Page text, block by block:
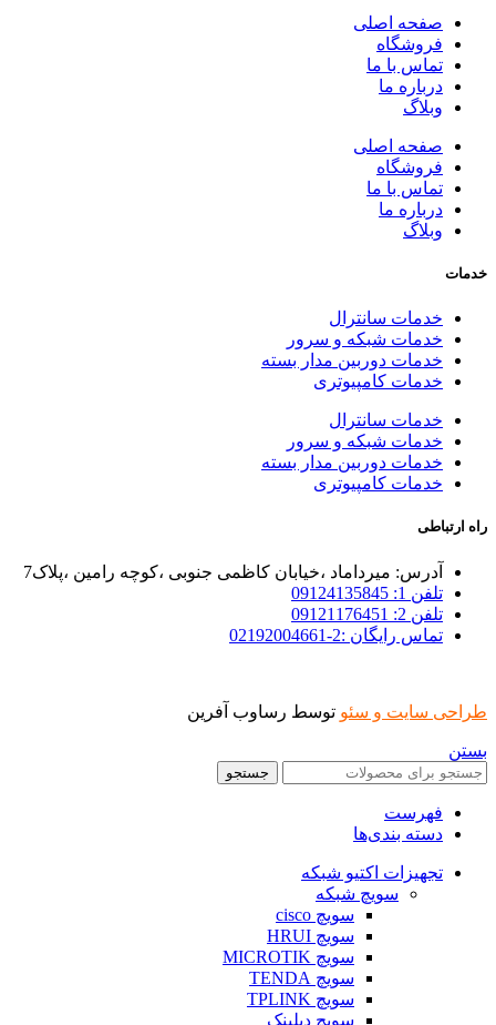
صفحه اصلی
فروشگاه
تماس با ما
درباره ما
وبلاگ
صفحه اصلی
فروشگاه
تماس با ما
درباره ما
وبلاگ
خدمات
خدمات سانترال
خدمات شبکه و سرور
خدمات دوربین مدار بسته
خدمات کامپیوتری
خدمات سانترال
خدمات شبکه و سرور
خدمات دوربین مدار بسته
خدمات کامپیوتری
راه ارتباطی
آدرس: میرداماد ،خیابان کاظمی جنوبی ،کوچه رامین ،پلاک7
تلفن 1: 09124135845
تلفن 2: 09121176451
تماس رایگان :2-02192004661
طراحی سایت و سئو توسط رساوب آفرین
بستن
جستجو
فهرست
دسته بندی‌ها
تجهیزات اکتیو شبکه
سویچ شبکه
سویچ cisco
سویچ HRUI
سویچ MICROTIK
سویچ TENDA
سویچ TPLINK
سویچ دیلینک